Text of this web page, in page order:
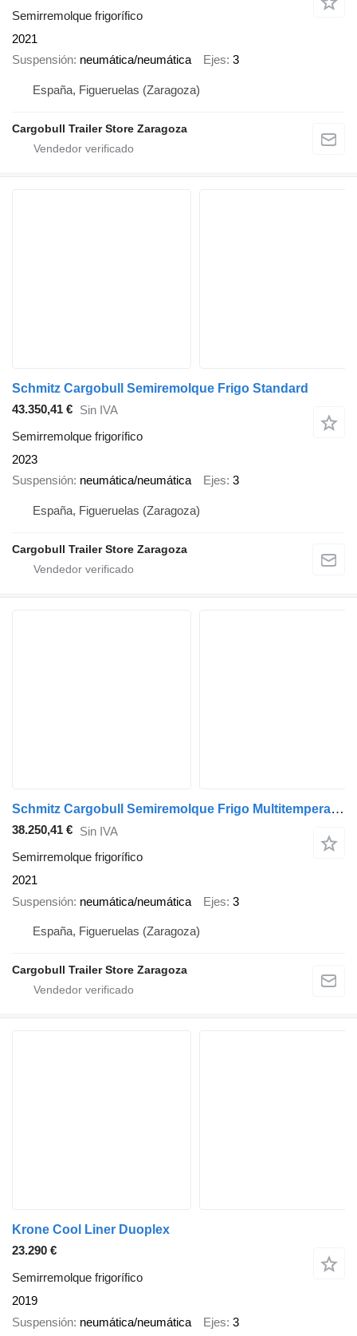
Semirremolque frigorífico
2021
Suspensión neumática/neumática Ejes 3
España, Figueruelas (Zaragoza)
Cargobull Trailer Store Zaragoza
Schmitz Cargobull Semiremolque Frigo Standard
43.350,41 € Sin IVA
Semirremolque frigorífico
2023
Suspensión neumática/neumática Ejes 3
España, Figueruelas (Zaragoza)
Cargobull Trailer Store Zaragoza
Schmitz Cargobull Semiremolque Frigo Multitemperatura
38.250,41 € Sin IVA
Semirremolque frigorífico
2021
Suspensión neumática/neumática Ejes 3
España, Figueruelas (Zaragoza)
Cargobull Trailer Store Zaragoza
Krone Cool Liner Duoplex
23.290 €
Semirremolque frigorífico
2019
Suspensión neumática/neumática Ejes 3